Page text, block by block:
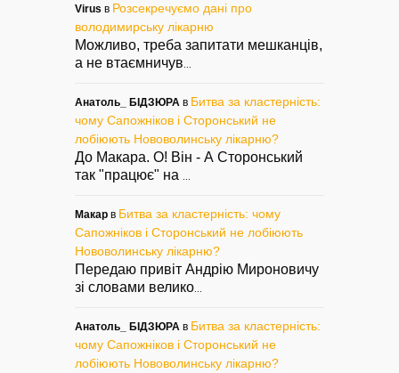
Virus в Розсекречуємо дані про
володимирську лікарню
Можливо, треба запитати мешканців,
а не втаємничув
Анатоль_ БІДЗЮРА в Битва за кластерність:
чому Сапожніков і Сторонський не
лобіюють Нововолинську лікарню?
До Макара. О! Він - А Сторонський
так "працює" на
Макар в Битва за кластерність: чому
Сапожніков і Сторонський не лобіюють
Нововолинську лікарню?
Передаю привіт Андрію Мироновичу
зі словами велико
Анатоль_ БІДЗЮРА в Битва за кластерність:
чому Сапожніков і Сторонський не
лобіюють Нововолинську лікарню?